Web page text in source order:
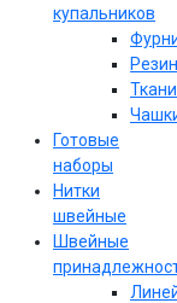
купальников
Готовые
наборы
Нитки
швейные
Швейные